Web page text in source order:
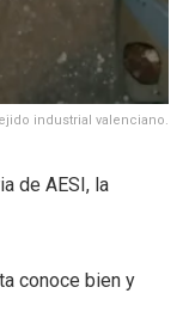
industrial valenciano.
de AESI, la
conoce bien y